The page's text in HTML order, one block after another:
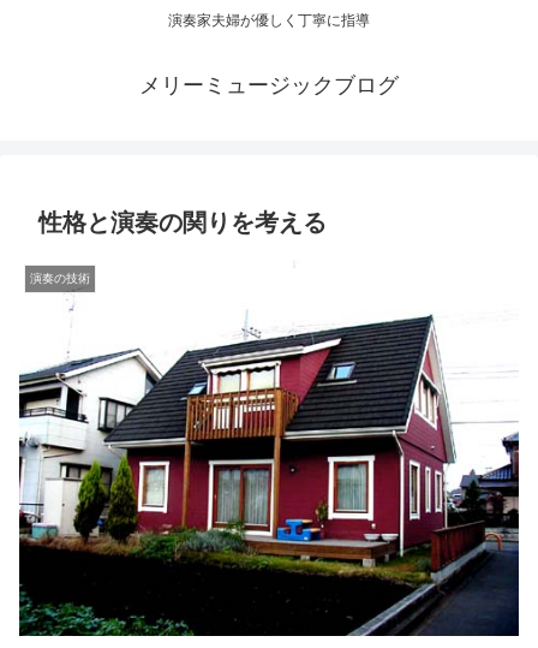
演奏家夫婦が優しく丁寧に指導
メリーミュージックブログ
性格と演奏の関りを考える
演奏の技術